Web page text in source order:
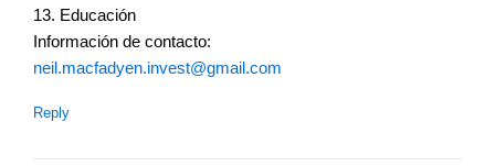
13. Educación
Información de contacto:
neil.macfadyen.invest@gmail.com
Reply